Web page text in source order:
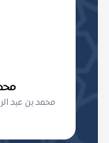
محمد بن عبد